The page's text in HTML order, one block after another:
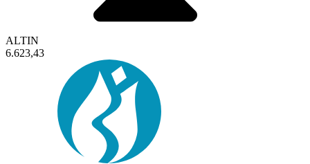
ALTIN
6.623,43